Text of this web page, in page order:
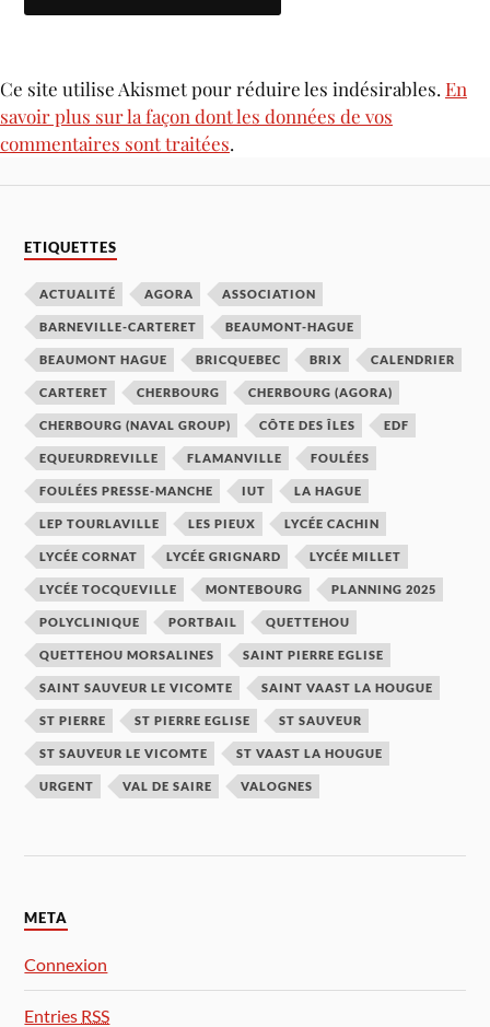
Ce site utilise Akismet pour réduire les indésirables. En
savoir plus sur la façon dont les données de vos
commentaires sont traitées.
ETIQUETTES
ACTUALITÉ AGORA ASSOCIATION
BARNEVILLE-CARTERET BEAUMONT-HAGUE
BEAUMONT HAGUE BRICQUEBEC BRIX CALENDRIER
CARTERET CHERBOURG CHERBOURG (AGORA)
CHERBOURG (NAVAL GROUP) CÔTE DES ÎLES EDF
EQUEURDREVILLE FLAMANVILLE FOULÉES
FOULÉES PRESSE-MANCHE IUT LA HAGUE
LEP TOURLAVILLE LES PIEUX LYCÉE CACHIN
LYCÉE CORNAT LYCÉE GRIGNARD LYCÉE MILLET
LYCÉE TOCQUEVILLE MONTEBOURG PLANNING 2025
POLYCLINIQUE PORTBAIL QUETTEHOU
QUETTEHOU MORSALINES SAINT PIERRE EGLISE
SAINT SAUVEUR LE VICOMTE SAINT VAAST LA HOUGUE
ST PIERRE ST PIERRE EGLISE ST SAUVEUR
ST SAUVEUR LE VICOMTE ST VAAST LA HOUGUE
URGENT VAL DE SAIRE VALOGNES
META
Connexion
Entries RSS